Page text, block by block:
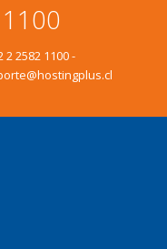
2 2582 1100-